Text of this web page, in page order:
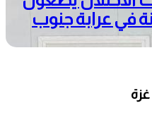
في عرابة جنوب